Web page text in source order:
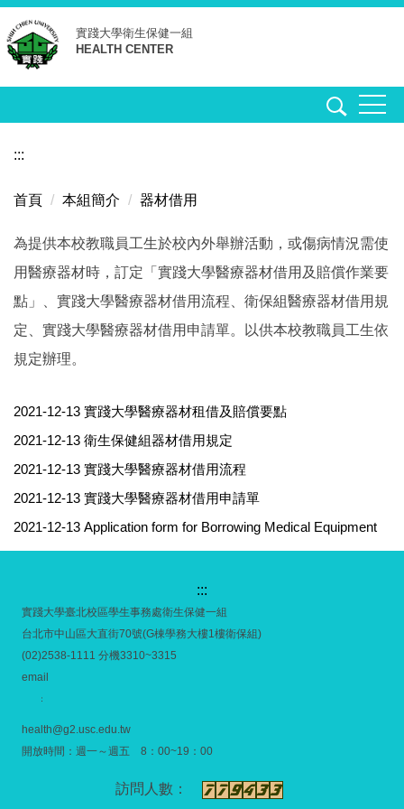
跳
到
主
要
區
實踐大學衛生保健一組
HEALTH CENTER
:::
首頁 本組簡介 器材借用
為提供本校教職員工生於校內外舉辦活動，或傷病情況需使
用醫療器材時，訂定「實踐大學醫療器材借用及賠償作業要
點」、實踐大學醫療器材借用流程、衛保組醫療器材借用規
定、實踐大學醫療器材借用申請單。以供本校教職員工生依
規定辦理。
2021-12-13 實踐大學醫療器材租借及賠償要點
2021-12-13 衛生保健組器材借用規定
2021-12-13 實踐大學醫療器材借用流程
2021-12-13 實踐大學醫療器材借用申請單
2021-12-13 Application form for Borrowing Medical Equipment
:::
實踐大學臺北校區學生事務處衛生保健一組
台北市中山區大直街70號(G棟學務大樓1樓衛保組)
(02)2538-1111 分機3310~3315
email
：
health@g2.usc.edu.tw
開放時間：週一～週五 8：00~19：00